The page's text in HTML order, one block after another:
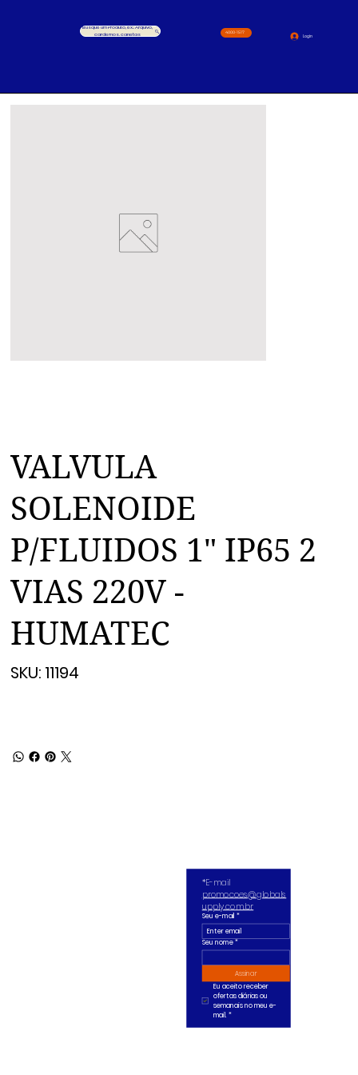
Busque um Produto, ex.: Arquivo,
cardernos, canetas
4000-1517
Login
VALVULA
SOLENOIDE
P/FLUIDOS 1" IP65 2
VIAS 220V -
HUMATEC
SKU:
11194
11194
promocoes@globals
upply.com.br
Seu e-mail *
Seu nome *
Assinar
Eu aceito receber
ofertas diárias ou
semanais no meu e-
mail. *